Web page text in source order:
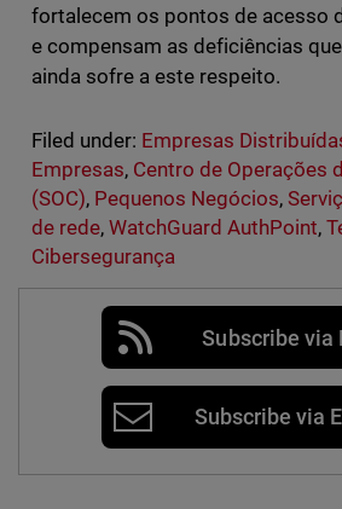
fortalecem os pontos de acesso
e compensam as deficiências
ainda sofre a este respeito.
Filed under: Empresas
Empresas, Centro de Operações
(SOC), Pequenos Negócios,
de rede, WatchGuard AuthPoint,
Cibersegurança
Subscribe via
Subscribe via